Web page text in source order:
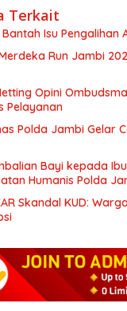
Terkait
Isu
Run Jambi
Opini
Pelayanan
Polda Jambi Gelar
Bayi kepada
Humanis Polda
Skandal KUD: